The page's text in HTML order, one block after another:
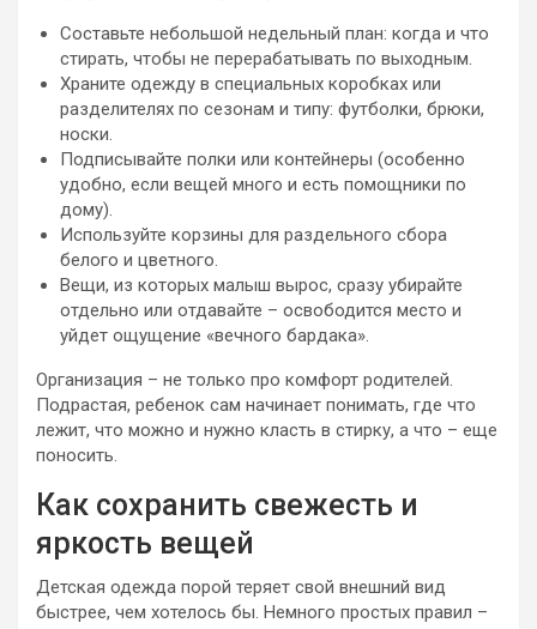
Составьте небольшой недельный план: когда и что
стирать, чтобы не перерабатывать по выходным.
Храните одежду в специальных коробках или
разделителях по сезонам и типу: футболки, брюки,
носки.
Подписывайте полки или контейнеры (особенно
удобно, если вещей много и есть помощники по
дому).
Используйте корзины для раздельного сбора
белого и цветного.
Вещи, из которых малыш вырос, сразу убирайте
отдельно или отдавайте – освободится место и
уйдет ощущение «вечного бардака».
Организация – не только про комфорт родителей.
Подрастая, ребенок сам начинает понимать, где что
лежит, что можно и нужно класть в стирку, а что – еще
поносить.
Как сохранить свежесть и
яркость вещей
Детская одежда порой теряет свой внешний вид
быстрее, чем хотелось бы. Немного простых правил –